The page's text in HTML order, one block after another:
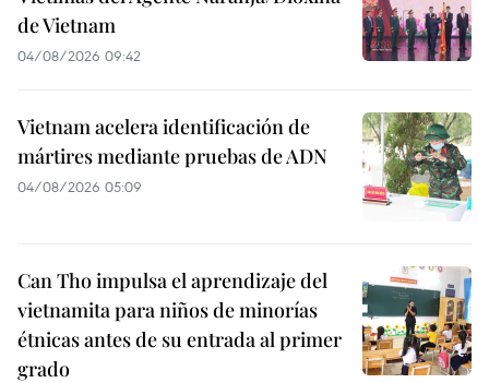
de Vietnam
04/08/2026 09:42
Vietnam acelera identificación de
mártires mediante pruebas de ADN
04/08/2026 05:09
Can Tho impulsa el aprendizaje del
vietnamita para niños de minorías
étnicas antes de su entrada al primer
grado